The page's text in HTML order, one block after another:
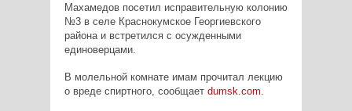
Махамедов посетил исправительную колонию
№3 в селе Краснокумское Георгиевского
района и встретился с осужденными
единоверцами.
В молельной комнате имам прочитал лекцию
о вреде спиртного, сообщает dumsk.com